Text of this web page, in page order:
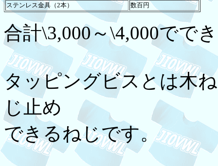
ステンレス金具（2本）
数百円
合計\3,000～\4,000でで
タッピングビスとは木
じ止め
できるねじです。